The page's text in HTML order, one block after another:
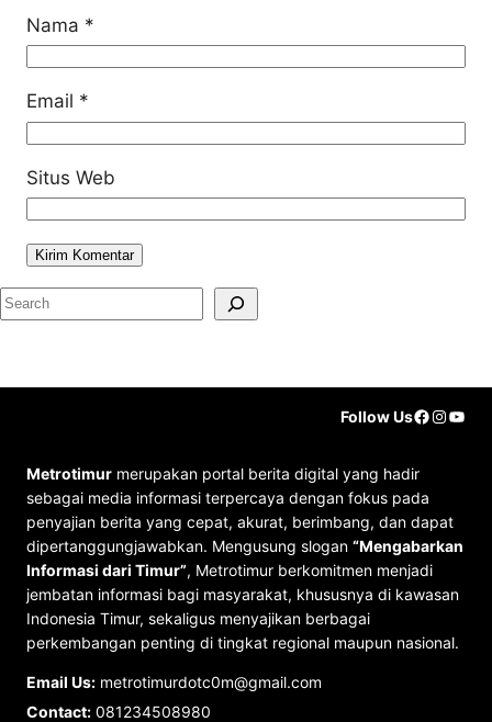
Nama *
Email *
Situs Web
S
r
Follow Us
Metrotimur merupakan portal berita digital yang hadir
sebagai media informasi terpercaya dengan fokus pada
penyajian berita yang cepat, akurat, berimbang, dan dapat
dipertanggungjawabkan. Mengusung slogan “Mengabarkan
Informasi dari Timur”, Metrotimur berkomitmen menjadi
jembatan informasi bagi masyarakat, khususnya di kawasan
Indonesia Timur, sekaligus menyajikan berbagai
perkembangan penting di tingkat regional maupun nasional.
Email Us: metrotimurdotc0m@gmail.com
Contact: 081234508980